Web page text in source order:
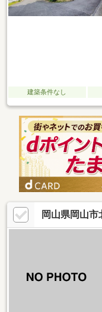
建築条件なし
岡山県岡山市